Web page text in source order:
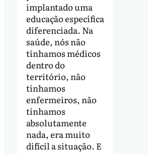
implantado uma
educação específica
diferenciada. Na
saúde, nós não
tínhamos médicos
dentro do
território, não
tínhamos
enfermeiros, não
tínhamos
absolutamente
nada, era muito
difícil a situação. E